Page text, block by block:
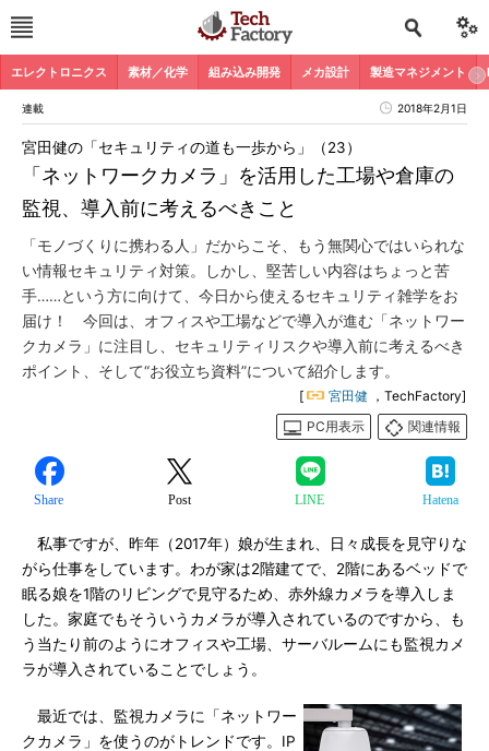
エレクトロニクス 素材／化学 組み込み開発 メカ設計 製造マネジメント
連載 2018年2月1日
「ネットワークカメラ」を活用した工場や倉庫の
監視、導入前に考えるべきこと
宮田健の「セキュリティの道も一歩から」（23）
「モノづくりに携わる人」だからこそ、もう無関心ではいられな
い情報セキュリティ対策。しかし、堅苦しい内容はちょっと苦
手……という方に向けて、今日から使えるセキュリティ雑学をお
届け！ 今回は、オフィスや工場などで導入が進む「ネットワー
クカメラ」に注目し、セキュリティリスクや導入前に考えるべき
ポイント、そして“お役立ち資料”について紹介します。
[ 宮田健 ，TechFactory]
PC用表示
関連情報
Share Post LINE Hatena
私事ですが、昨年（2017年）娘が生まれ、日々成長を見守りな
がら仕事をしています。わが家は2階建てで、2階にあるベッドで
眠る娘を1階のリビングで見守るため、赤外線カメラを導入しま
した。家庭でもそういうカメラが導入されているのですから、も
う当たり前のようにオフィスや工場、サーバルームにも監視カメ
ラが導入されていることでしょう。
最近では、監視カメラに「ネットワー
クカメラ」を使うのがトレンドです。IP